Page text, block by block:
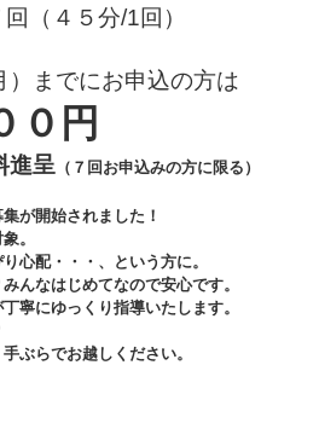
（４５分/1回）
）までにお申込の方は
０円
進呈 （７回お申込みの方に限る）
が開始されました！
。
心配・・・、という方に。
んなはじめてなので安心です。
寧にゆっくり指導いたします。
ぶらでお越しください。